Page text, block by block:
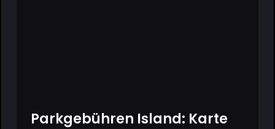
Parkgebühren Island: Karte